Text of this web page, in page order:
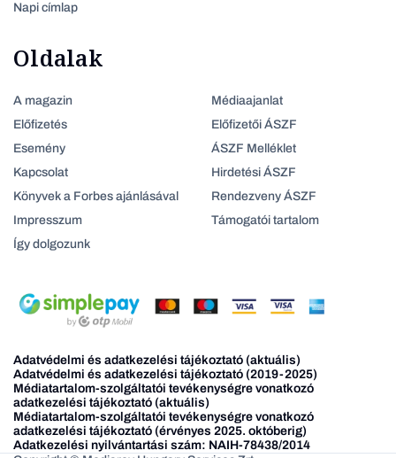
Napi címlap
Oldalak
A magazin
Előfizetés
Esemény
Kapcsolat
Könyvek a Forbes ajánlásával
Impresszum
Így dolgozunk
Médiaajanlat
Előfizetői ÁSZF
ÁSZF Melléklet
Hirdetési ÁSZF
Rendezveny ÁSZF
Támogatói tartalom
Adatvédelmi és adatkezelési tájékoztató (aktuális)
Adatvédelmi és adatkezelési tájékoztató (2019-2025)
Médiatartalom-szolgáltatói tevékenységre vonatkozó
adatkezelési tájékoztató (aktuális)
Médiatartalom-szolgáltatói tevékenységre vonatkozó
adatkezelési tájékoztató (érvényes 2025. októberig)
Adatkezelési nyilvántartási szám: NAIH-78438/2014